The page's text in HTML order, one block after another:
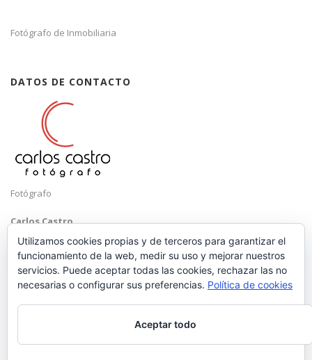
Fotógrafo de Inmobiliaria
DATOS DE CONTACTO
Fotógrafo
Carlos Castro
Málaga
Mobile: +34 652 83 71 98
hola@carloscastrofotografo.com
Utilizamos cookies propias y de terceros para garantizar el
funcionamiento de la web, medir su uso y mejorar nuestros
servicios. Puede aceptar todas las cookies, rechazar las no
necesarias o configurar sus preferencias. Política de cookies
Aceptar todo